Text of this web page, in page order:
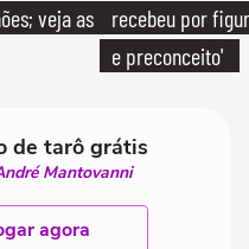
veja as
recebeu por
e preconceito'
de tarô grátis
Mantovanni
agora